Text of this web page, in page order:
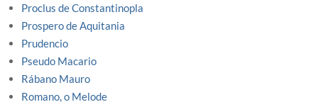
Proclus de Constantinopla
Prospero de Aquitania
Prudencio
Pseudo Macario
Rábano Mauro
Romano, o Melode